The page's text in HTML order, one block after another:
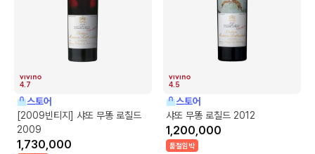
4.7
스토어
[2009빈티지] 샤또 무똥 로칠드
2009
1,730,000
4.5
스토어
샤또 무똥 로칠드 2012
1,200,000
품절임박